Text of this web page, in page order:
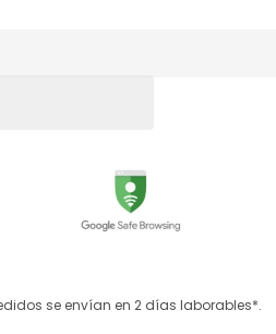
se envían en 2 días laborables*.